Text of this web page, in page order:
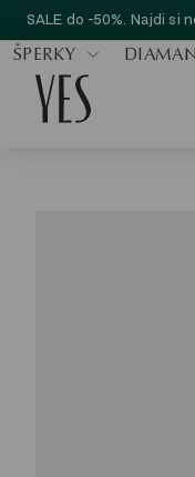
SALE do -50%. Najdi si
ŠPERKY